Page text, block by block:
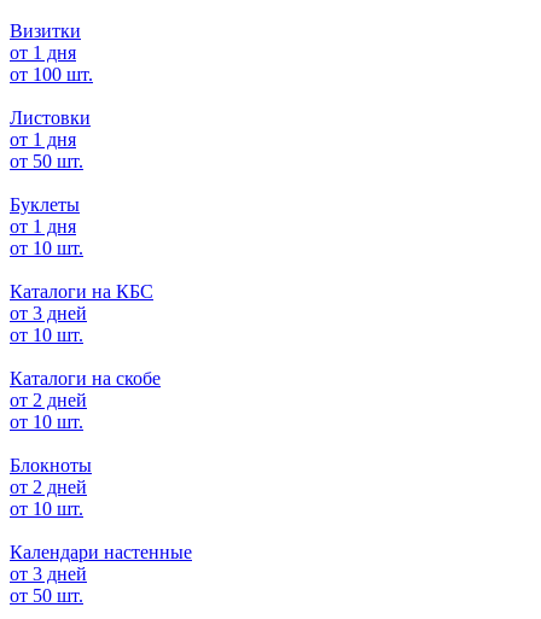
Визитки
от 1 дня
от 100 шт.
Листовки
от 1 дня
от 50 шт.
Буклеты
от 1 дня
от 10 шт.
Каталоги на КБС
от 3 дней
от 10 шт.
Каталоги на скобе
от 2 дней
от 10 шт.
Блокноты
от 2 дней
от 10 шт.
Календари настенные
от 3 дней
от 50 шт.